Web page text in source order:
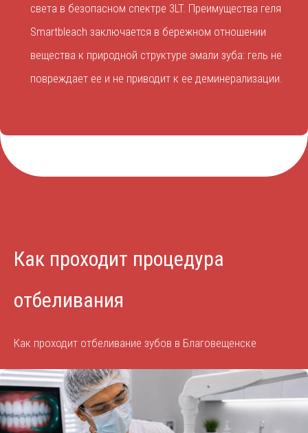
света в безопасном спектре 3LT. Преимущества геля
Smartbleach заключается в бережном отношении
вещества к природной структуре эмали зуба: гель не
повреждает ее и не приводит к ее деминерализации.
Как проходит процедура
отбеливания
Как проходит отбеливание зубов в Благовещенске